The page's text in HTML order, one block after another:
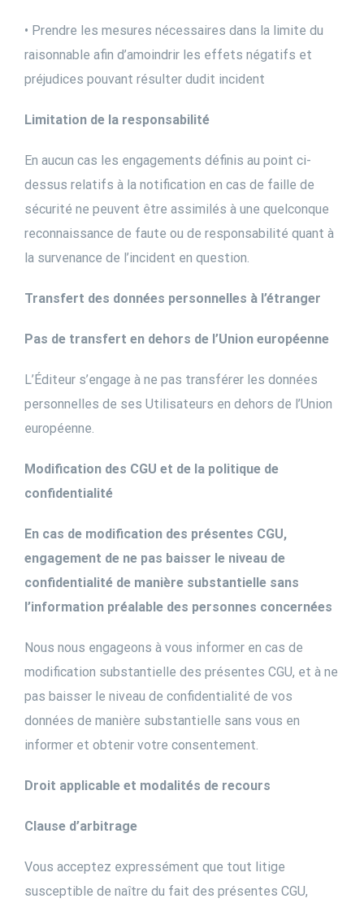
• Prendre les mesures nécessaires dans la limite du
raisonnable afin d’amoindrir les effets négatifs et
préjudices pouvant résulter dudit incident
Limitation de la responsabilité
En aucun cas les engagements définis au point ci-
dessus relatifs à la notification en cas de faille de
sécurité ne peuvent être assimilés à une quelconque
reconnaissance de faute ou de responsabilité quant à
la survenance de l’incident en question.
Transfert des données personnelles à l’étranger
Pas de transfert en dehors de l’Union européenne
L’Éditeur s’engage à ne pas transférer les données
personnelles de ses Utilisateurs en dehors de l’Union
européenne.
Modification des CGU et de la politique de
confidentialité
En cas de modification des présentes CGU,
engagement de ne pas baisser le niveau de
confidentialité de manière substantielle sans
l’information préalable des personnes concernées
Nous nous engageons à vous informer en cas de
modification substantielle des présentes CGU, et à ne
pas baisser le niveau de confidentialité de vos
données de manière substantielle sans vous en
informer et obtenir votre consentement.
Droit applicable et modalités de recours
Clause d’arbitrage
Vous acceptez expressément que tout litige
susceptible de naître du fait des présentes CGU,